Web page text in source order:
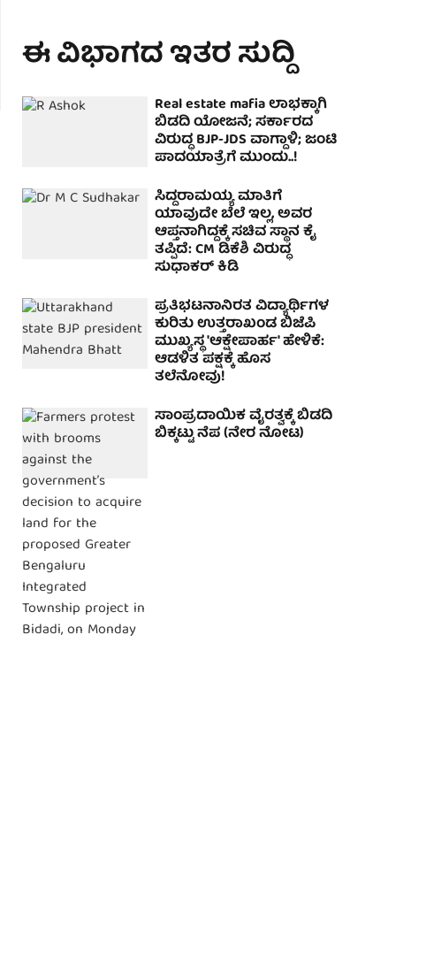
ಈ ವಿಭಾಗದ ಇತರ ಸುದ್ದಿ
Real estate mafia ಲಾಭಕ್ಕಾಗಿ
ಬಿಡದಿ ಯೋಜನೆ; ಸರ್ಕಾರದ
ವಿರುದ್ಧ BJP-JDS ವಾಗ್ದಾಳಿ; ಜಂಟಿ
ಪಾದಯಾತ್ರೆಗೆ ಮುಂದು..!
ಸಿದ್ದರಾಮಯ್ಯ ಮಾತಿಗೆ
ಯಾವುದೇ ಬೆಲೆ ಇಲ್ಲ, ಅವರ
ಆಪ್ತನಾಗಿದ್ದಕ್ಕೆ ಸಚಿವ ಸ್ಥಾನ ಕೈ
ತಪ್ಪಿದೆ: CM ಡಿಕೆಶಿ ವಿರುದ್ಧ
ಸುಧಾಕರ್ ಕಿಡಿ
ಪ್ರತಿಭಟನಾನಿರತ ವಿದ್ಯಾರ್ಥಿಗಳ
ಕುರಿತು ಉತ್ತರಾಖಂಡ ಬಿಜೆಪಿ
ಮುಖ್ಯಸ್ಥ 'ಆಕ್ಷೇಪಾರ್ಹ' ಹೇಳಿಕೆ:
ಆಡಳಿತ ಪಕ್ಷಕ್ಕೆ ಹೊಸ
ತಲೆನೋವು!
ಸಾಂಪ್ರದಾಯಿಕ ವೈರತ್ವಕ್ಕೆ ಬಿಡದಿ
ಬಿಕ್ಕಟ್ಟು ನೆಪ (ನೇರ ನೋಟ)